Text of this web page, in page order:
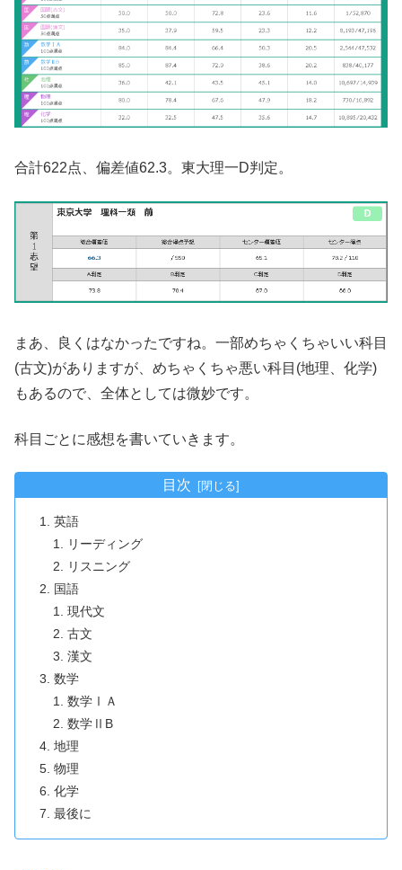
合計622点、偏差値62.3。東大理一D判定。
まあ、良くはなかったですね。一部めちゃくちゃいい科目
(古文)がありますが、めちゃくちゃ悪い科目(地理、化学)
もあるので、全体としては微妙です。
科目ごとに感想を書いていきます。
目次
英語
リーディング
リスニング
国語
現代文
古文
漢文
数学
数学ⅠＡ
数学ⅡB
地理
物理
化学
最後に